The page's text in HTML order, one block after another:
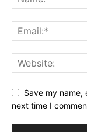
Save my name,
next time I